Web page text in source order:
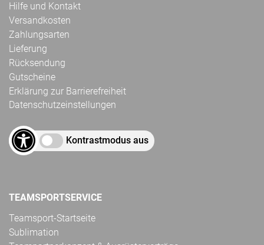
Hilfe und Kontakt
Versandkosten
Zahlungsarten
Lieferung
Rücksendung
Gutscheine
Erklärung zur Barrierefreiheit
Datenschutzeinstellungen
Kontrastmodus aus
TEAMSPORTSERVICE
Teamsport-Startseite
Sublimation